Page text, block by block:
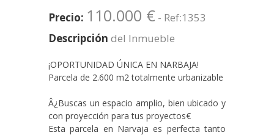
Precio: 110.000 € - Ref:1353
Descripción del Inmueble
¡OPORTUNIDAD ÚNICA EN NARBAJA!
Parcela de 2.600 m2 totalmente urbanizable
Â¿Buscas un espacio amplio, bien ubicado y
con proyección para tus proyectos€
Esta parcela en Narvaja es perfecta tanto